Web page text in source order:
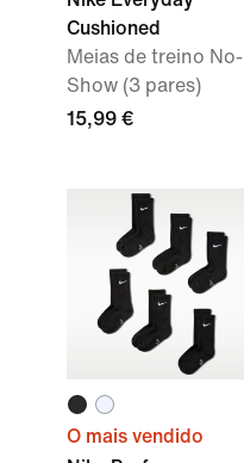
Cushioned
Meias de treino No-
Show (3 pares)
15,99 €
O mais vendido